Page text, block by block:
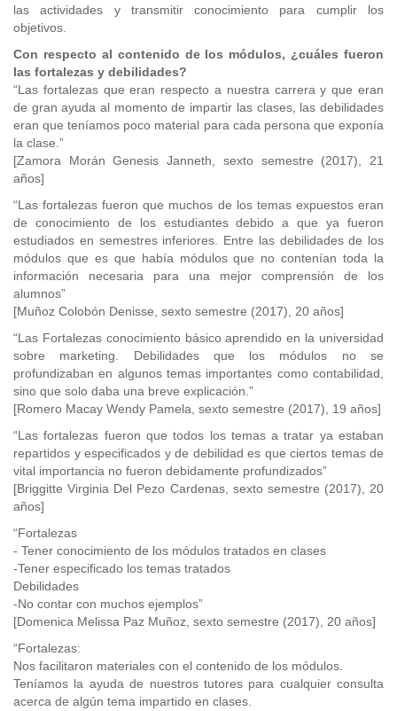
las actividades y transmitir conocimiento para cumplir los
objetivos.
Con respecto al contenido de los módulos, ¿cuáles fueron
las fortalezas y debilidades?
“Las fortalezas que eran respecto a nuestra carrera y que eran
de gran ayuda al momento de impartir las clases, las debilidades
eran que teníamos poco material para cada persona que exponía
la clase.”
[Zamora Morán Genesis Janneth, sexto semestre (2017), 21
años]
“Las fortalezas fueron que muchos de los temas expuestos eran
de conocimiento de los estudiantes debido a que ya fueron
estudiados en semestres inferiores. Entre las debilidades de los
módulos que es que había módulos que no contenían toda la
información necesaria para una mejor comprensión de los
alumnos”
[Muñoz Colobón Denisse, sexto semestre (2017), 20 años]
“Las Fortalezas conocimiento básico aprendido en la universidad
sobre marketing. Debilidades que los módulos no se
profundizaban en algunos temas importantes como contabilidad,
sino que solo daba una breve explicación.”
[Romero Macay Wendy Pamela, sexto semestre (2017), 19 años]
“Las fortalezas fueron que todos los temas a tratar ya estaban
repartidos y especificados y de debilidad es que ciertos temas de
vital importancia no fueron debidamente profundizados”
[Briggitte Virginia Del Pezo Cardenas, sexto semestre (2017), 20
años]
“Fortalezas
- Tener conocimiento de los módulos tratados en clases
-Tener especificado los temas tratados
Debilidades
-No contar con muchos ejemplos”
[Domenica Melissa Paz Muñoz, sexto semestre (2017), 20 años]
“Fortalezas:
Nos facilitaron materiales con el contenido de los módulos.
Teníamos la ayuda de nuestros tutores para cualquier consulta
acerca de algún tema impartido en clases.